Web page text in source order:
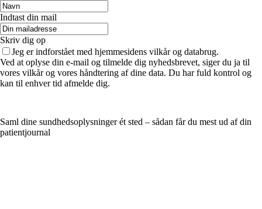
Indtast din mail
Skriv dig op
Jeg er indforstået med hjemmesidens vilkår og databrug.
Ved at oplyse din e-mail og tilmelde dig nyhedsbrevet, siger du ja til
vores vilkår og vores håndtering af dine data. Du har fuld kontrol og
kan til enhver tid afmelde dig.
Saml dine sundhedsoplysninger ét sted – sådan får du mest ud af din
patientjournal